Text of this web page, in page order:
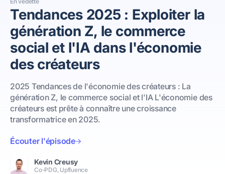
Tendances 2025 : Exploiter la
génération Z, le commerce
social et l'IA dans l'économie
des créateurs
2025 Tendances de l'économie des créateurs : La
génération Z, le commerce social et l'IA L'économie des
créateurs est prête à connaître une croissance
transformatrice en 2025.
Écouter l'épisode
Kevin Creusy
Co-PDG, Upfluence